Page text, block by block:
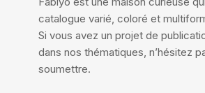
catalogue varié, coloré et
Si vous avez un projet de
dans nos thématiques, n’hésitez
soumettre.